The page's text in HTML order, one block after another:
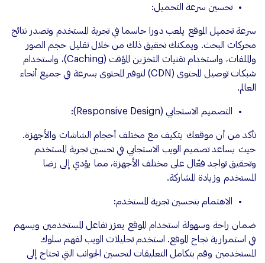
تحسين سرعة التحميل:
سرعة تحميل الموقع يلعب دورا حاسما في تجربة المستخدم وتصدر نتائج
محركات البحث. ويمكنك تحقيق ذلك من خلال تقليل حجم الصور
والملفات، واستخدام تقنيات التخزين المؤقت (Caching)، واستخدام
شبكات توصيل المحتوى (CDN) لتوفير المحتوى بسرعة في جميع أنحاء
العالم.
التصميم الاستجابي (Responsive Design):
تأكد من أن موقعك يتكيف مع مختلف أحجام الشاشات والأجهزة.
حيث يساعد تصميم الويب الاستجابي في تحسين تجربة المستخدم
وتحقيق تواجد فعّال على مختلف الأجهزة، مما يؤدي إلى رضا
المستخدم وزيادة المشاركة.
الاهتمام بتحسين تجربة المستخدم:
ضمان راحة وسهولة استخدام الموقع يعزز تفاعل المستخدمين ويسهم
في استمرارية نجاح الموقع. استخدم تحليلات الويب لفهم سلوك
المستخدمين وقم بتكامل التعليقات لتحسين الجوانب التي تحتاج إلى